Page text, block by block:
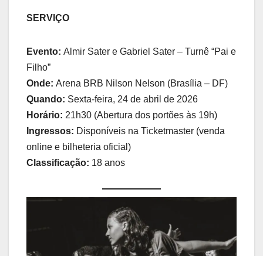
SERVIÇO
Evento: Almir Sater e Gabriel Sater – Turnê “Pai e
Filho”
Onde: Arena BRB Nilson Nelson (Brasília – DF)
Quando: Sexta-feira, 24 de abril de 2026
Horário: 21h30 (Abertura dos portões às 19h)
Ingressos: Disponíveis na Ticketmaster (venda
online e bilheteria oficial)
Classificação: 18 anos